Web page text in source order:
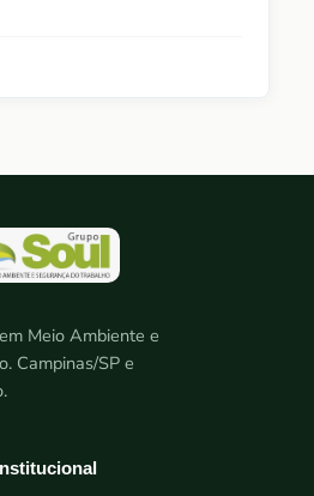
Meio Ambiente e
Campinas/SP e